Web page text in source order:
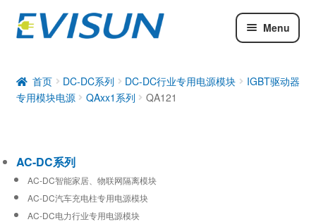
Menu
DC-DC系列
工业通信模块
首页 DC-DC系列 DC-DC行业专用电源模块
IGBT驱动器
专用模块电源
QAxx1系列 QA121
AC-DC系列
AC-DC智能家居、物联网隔离模块
AC-DC汽车充电柱专用电源模块
AC-DC电力行业专用电源模块